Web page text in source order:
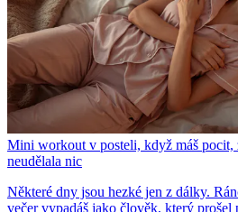
Mini workout v posteli, když máš pocit,
neudělala nic
Některé dny jsou hezké jen z dálky.
večer vypadáš jako člověk, který prošel